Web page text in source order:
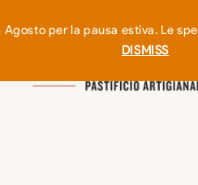
per la pausa estiva. Le
DISMISS